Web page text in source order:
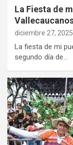
La Fiesta de
diciembre 27, 2025
La fiesta de mi
segundo día de…